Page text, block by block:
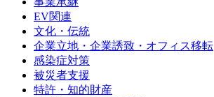
EV関連
文化・伝統
企業立地・企業誘致・オフィス移転
感染症対策
被災者支援
特許・知的財産